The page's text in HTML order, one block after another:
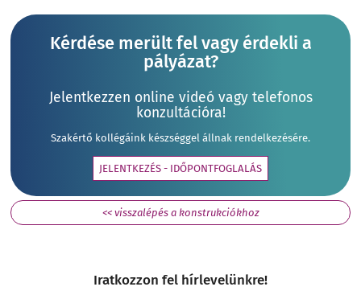
Kérdése merült fel vagy érdekli a
pályázat?
Jelentkezzen online videó vagy telefonos
konzultációra!
Szakértő kollégáink készséggel állnak rendelkezésére.
JELENTKEZÉS - IDŐPONTFOGLALÁS
<< visszalépés a konstrukciókhoz
Iratkozzon fel hírlevelünkre!